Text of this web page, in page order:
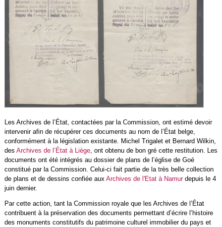
Les Archives de l’État, contactées par la Commission, ont estimé devoir
intervenir afin de récupérer ces documents au nom de l’État belge,
conformément à la législation existante. Michel Trigalet et Bernard Wilkin,
des Archives de l’État à Liège, ont obtenu de bon gré cette restitution. Les
documents ont été intégrés au dossier de plans de l’église de Goé
constitué par la Commission. Celui-ci fait partie de la très belle collection
de plans et de dessins confiée aux Archives de l'Etat à Namurdepuis le 4
juin dernier.
Par cette action, tant la Commission royale que les Archives de l’État
contribuent à la préservation des documents permettant d’écrire l’histoire
des monuments constitutifs du patrimoine culturel immobilier du pays et